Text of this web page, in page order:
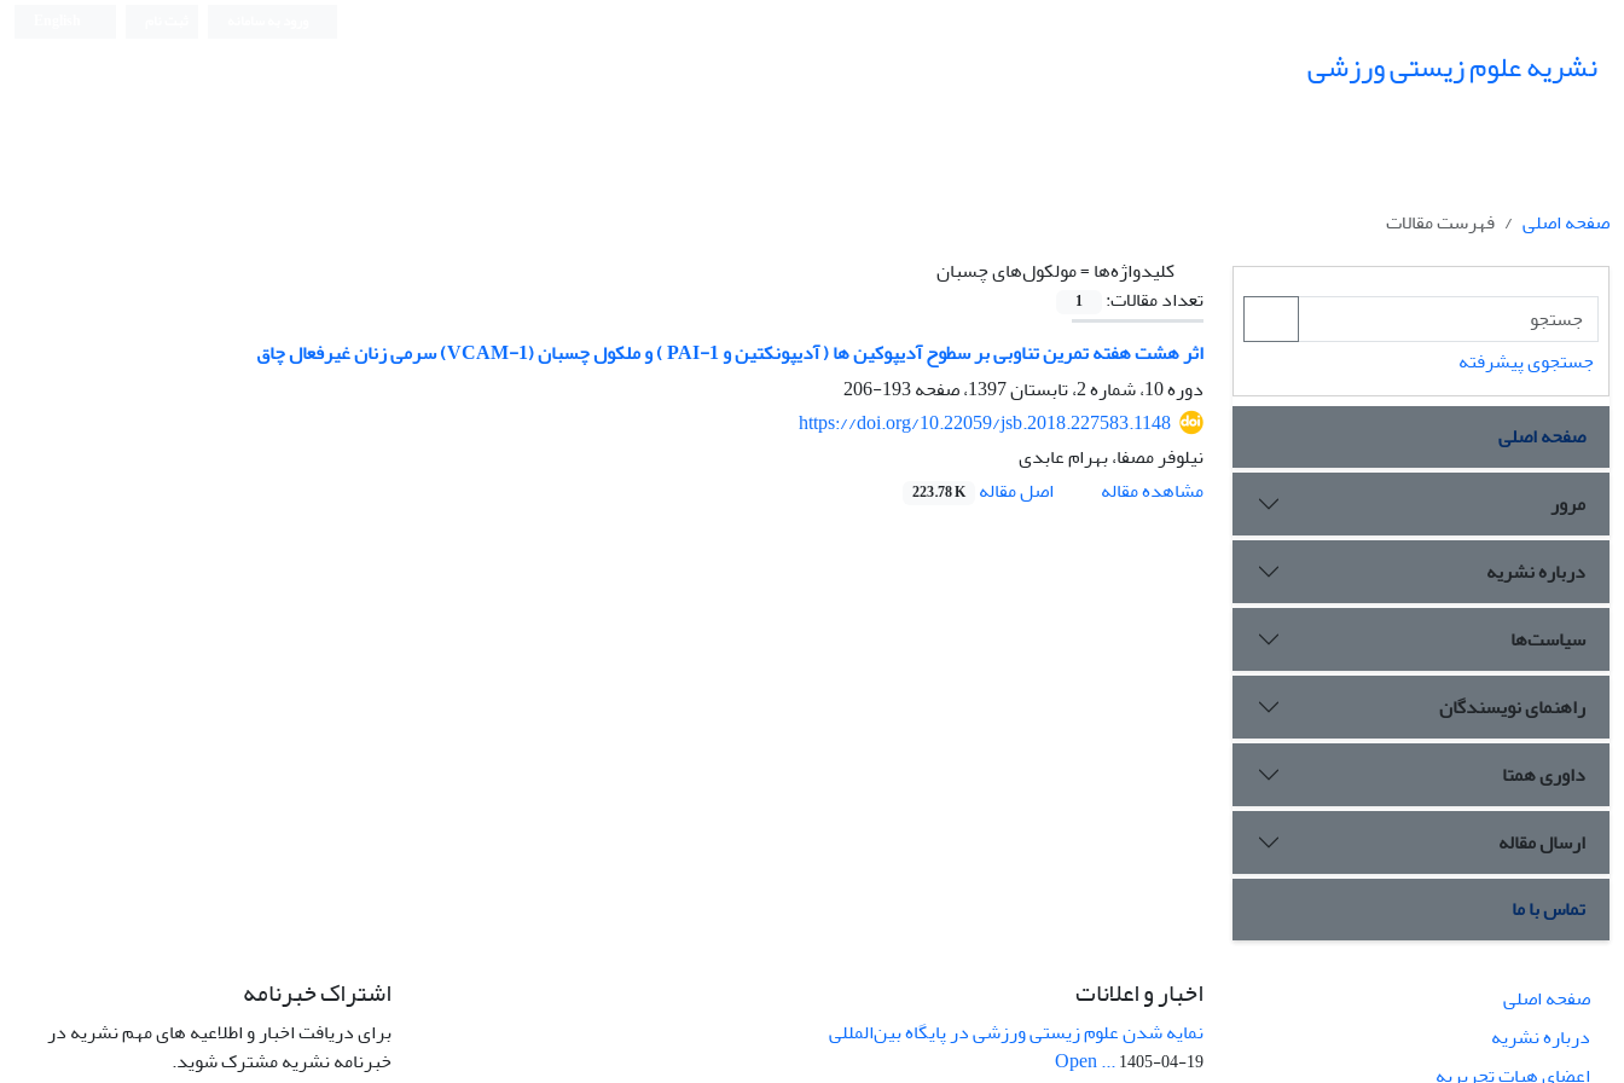
نشریه علوم زیستی ورزشی
صفحه اصلی
فهرست مقالات
کلیدواژه‌ها =مولکول‌های چسبان
تعداد مقالات:
1
اثر هشت هفته تمرین تناوبی بر سطوح آدیپوکین ها ( آدیپونکتین و PAI-1 ) و ملکول چسبان (VCAM-1) سرمی زنان غیرفعال چاق
دوره 10، شماره 2، تابستان 1397، صفحه
193-206
https://doi.org/10.22059/jsb.2018.227583.1148
نیلوفر مصفا، بهرام عابدی
مشاهده مقاله
اصل مقاله 223.78 K
جستجوی پیشرفته
صفحه اصلی
مرور
درباره نشریه
سیاست‌ها
راهنمای نویسندگان
داوری همتا
ارسال مقاله
تماس با ما
صفحه اصلی
درباره نشریه
اعضای هیات تحریریه
اخبار و اعلانات
نمایه شدن علوم زیستی ورزشی در پایگاه بین‌المللی
Open ...1405-04-19
اشتراک خبرنامه
برای دریافت اخبار و اطلاعیه های مهم نشریه در
خبرنامه نشریه مشترک شوید.